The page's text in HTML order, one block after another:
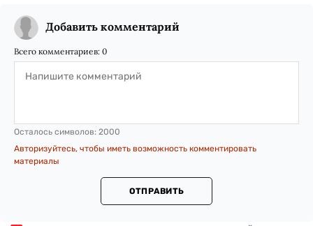
Добавить комментарий
Всего комментариев: 0
Осталось символов: 2000
Авторизуйтесь, чтобы иметь возможность комментировать
материалы
ОТПРАВИТЬ